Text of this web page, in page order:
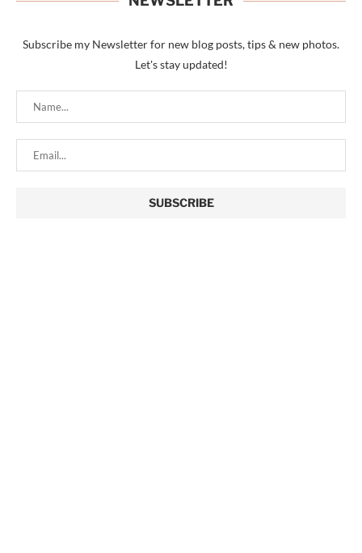
Subscribe my Newsletter for new blog posts, tips & new photos.
Let's stay updated!